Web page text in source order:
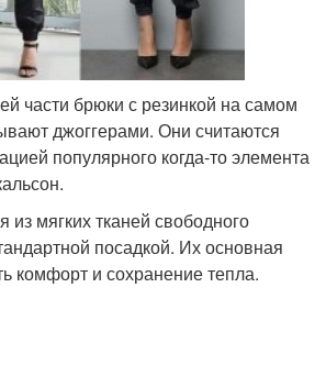
части брюки с резинкой на самом
джоггерами. Они считаются
популярного когда-то элемента
из мягких тканей свободного
посадкой. Их основная
комфорт и сохранение тепла.